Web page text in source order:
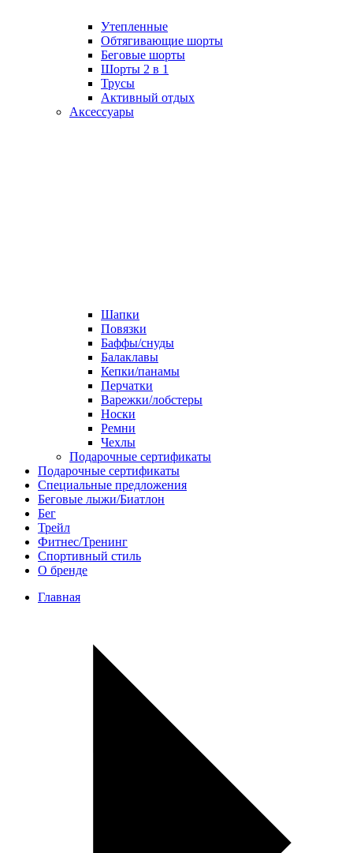
Утепленные
Обтягивающие шорты
Беговые шорты
Шорты 2 в 1
Трусы
Активный отдых
Аксессуары
Шапки
Повязки
Баффы/снуды
Балаклавы
Кепки/панамы
Перчатки
Варежки/лобстеры
Носки
Ремни
Чехлы
Подарочные сертификаты
Подарочные сертификаты
Специальные предложения
Беговые лыжи/Биатлон
Бег
Трейл
Фитнес/Тренинг
Спортивный стиль
О бренде
Главная